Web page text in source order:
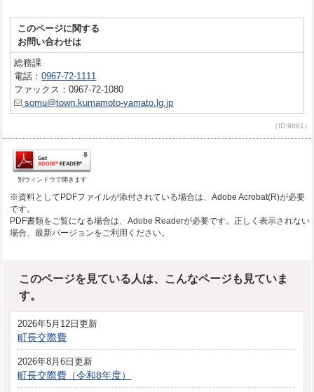
このページに関する
お問い合わせは
総務課
電話：0967-72-1111
ファックス：0967-72-1080
somu@town.kumamoto-yamato.lg.jp
（ID:9861）
別ウィンドウで開きます
※資料としてPDFファイルが添付されている場合は、Adobe Acrobat(R)が必要
です。
PDF書類をご覧になる場合は、Adobe Readerが必要です。正しく表示されない
場合、最新バージョンをご利用ください。
このページを見ている人は、こんなページも見ていま
す。
2026年5月12日更新
町長交際費
2026年8月6日更新
町長交際費（令和8年度）